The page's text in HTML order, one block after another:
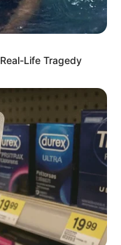
Life Tragedy